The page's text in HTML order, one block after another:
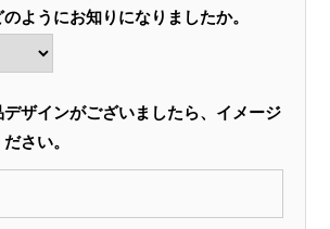
ようにお知りになりましたか。
ザインがございましたら、イメージ
さい。